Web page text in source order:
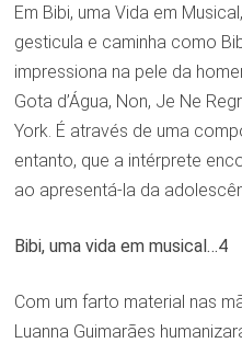
Em Bibi, uma Vida em
gesticula e caminha como
impressiona na pele da
Gota d’Água, Non, Je Ne
York. É através de uma
entanto, que a intérprete
ao apresentá-la da
Bibi, uma vida em musical…4
Com um farto material nas
Luanna Guimarães